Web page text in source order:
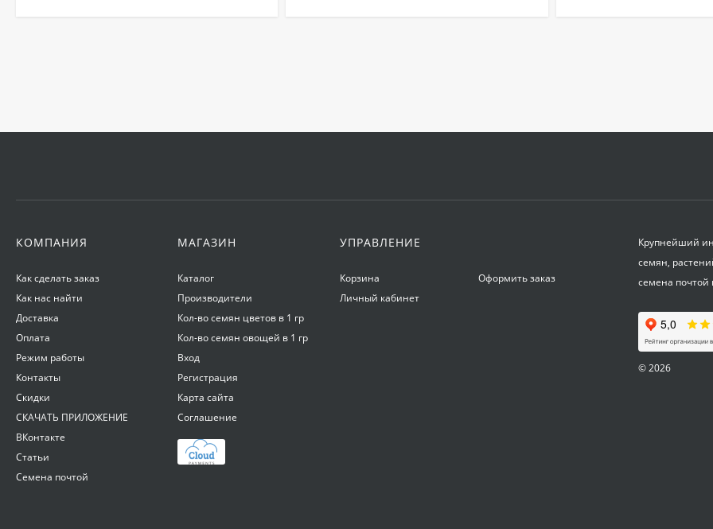
КОМПАНИЯ
Как сделать заказ
Как нас найти
Доставка
Оплата
Режим работы
Контакты
Скидки
СКАЧАТЬ ПРИЛОЖЕНИЕ
ВКонтакте
Статьи
Семена почтой
МАГАЗИН
Каталог
Производители
Кол-во семян цветов в 1 гр
Кол-во семян овощей в 1 гр
Вход
Регистрация
Карта сайта
Соглашение
УПРАВЛЕНИЕ
Корзина
Личный кабинет
Оформить заказ
Крупнейший
семян,
семена почтой
© 2026